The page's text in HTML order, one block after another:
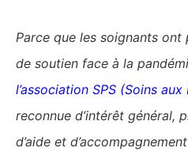
Parce que les soignants ont
de soutien face à la
l’association SPS (Soins
reconnue d’intérêt général,
d’aide et